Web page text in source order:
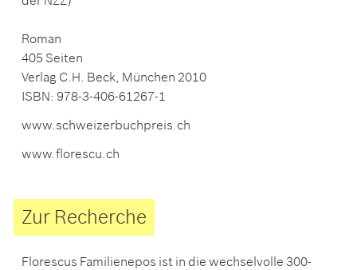
Roman
405 Seiten
Verlag C.H. Beck, München 2010
ISBN: 978-3-406-61267-1
www.schweizerbuchpreis.ch
www.florescu.ch
Zur Recherche
Florescus Familienepos ist in die wechselvolle 300-